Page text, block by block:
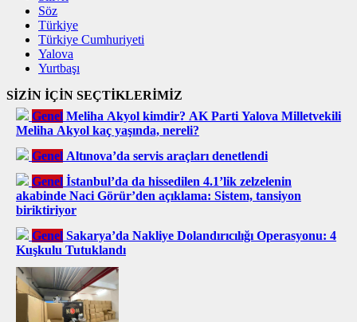
Söz
Türkiye
Türkiye Cumhuriyeti
Yalova
Yurtbaşı
SİZİN İÇİN SEÇTİKLERİMİZ
Genel Meliha Akyol kimdir? AK Parti Yalova Milletvekili
Meliha Akyol kaç yaşında, nereli?
Genel Altınova’da servis araçları denetlendi
Genel İstanbul’da da hissedilen 4.1’lik zelzelenin
akabinde Naci Görür’den açıklama: Sistem, tansiyon
biriktiriyor
Genel Sakarya’da Nakliye Dolandırıcılığı Operasyonu: 4
Kuşkulu Tutuklandı